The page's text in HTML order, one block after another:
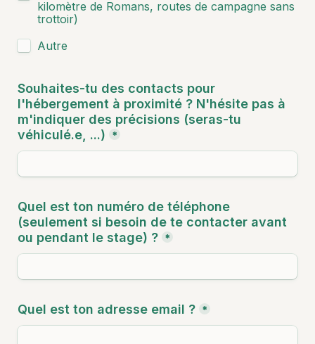
kilomètre de Romans, routes de campagne sans
trottoir)
Autre
Souhaites-tu des contacts pour
l'hébergement à proximité ? N'hésite pas à
m'indiquer des précisions (seras-tu
véhiculé.e, ...)
*
Quel est ton numéro de téléphone
(seulement si besoin de te contacter avant
ou pendant le stage) ? *
Quel est ton adresse email ? *